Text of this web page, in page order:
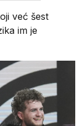
već šest
im je